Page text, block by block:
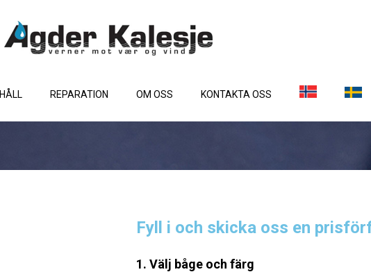
REPARATION OM OSS KONTAKTA OSS
Fyll i och skicka oss en
1. Välj båge och färg